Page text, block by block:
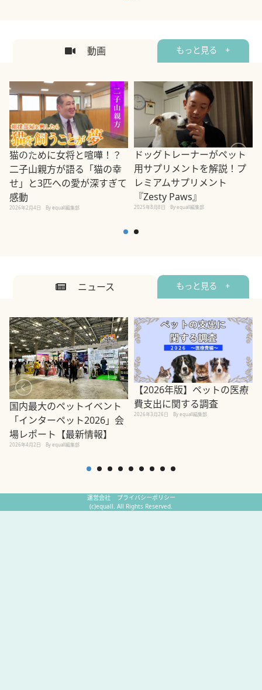
動画 もっと見る +
猫のために女将と喧嘩！？
二子山親方が語る「猫の幸
せ」と3匹への愛が深すぎて
感動
2026年2月4日 By equall編集部
ドッグトレーナーがペット
用サプリメントを解説！プ
レミアムサプリメント
『Zesty Paws』
2025年8月8日 By equall編集部
ニュース もっと見る +
国内最大のペットイベント
「インターペット2026」会
場レポート【最新情報】
2026年4月2日 By equall編集部
【2026年版】ペットの医療
費支出に関する調査
2026年3月26日 By equall編集部
運営会社
プライバシーポリシー
(c)equall. All Rights Reserved.